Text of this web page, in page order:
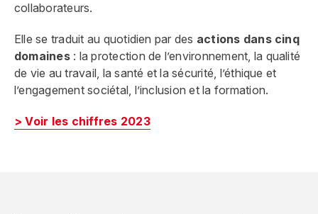
collaborateurs.
Elle se traduit au quotidien par des actions dans cinq
domaines: la protection de l’environnement, la qualité
de vie au travail, la santé et la sécurité, l’éthique et
l’engagement sociétal, l’inclusion et la formation.
> Voir les chiffres 2023